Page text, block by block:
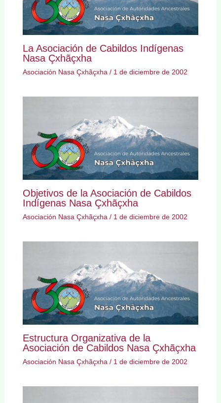
La Asociación de Cabildos Indígenas
Nasa Çxhãçxha
Asociación Nasa Çxhãçxha / 1 de diciembre de 2002
Objetivos de la Asociación de Cabildos
Indígenas Nasa Çxhãçxha
Asociación Nasa Çxhãçxha / 1 de diciembre de 2002
Estructura Organizativa de la
Asociación de Cabildos Nasa Çxhãçxha
Asociación Nasa Çxhãçxha / 1 de diciembre de 2002